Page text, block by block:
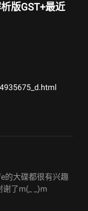
版GST+最近
的大碟都很有兴趣
了m(_ _)m